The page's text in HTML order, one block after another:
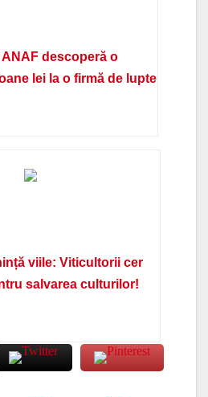
descoperă o
lei la o firmă de lupte
viile: Viticultorii cer
salvarea culturilor!